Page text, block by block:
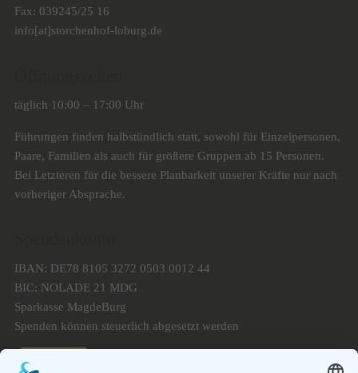
Fax: 039245/25 16
info[at]storchenhof-loburg.de
täglich 10:00 – 17:00 Uhr
Führungen finden halbstündlich statt, sowohl für Einzelpersonen,
Paare, Familien als auch für größere Gruppen ab 15 Personen.
Bei Letzteren für die bessere Planbarkeit unserer Kräfte nur nach
vorheriger Absprache.
IBAN: DE78 8105 3272 0503 0012 44
BIC: NOLADE 21 MDG
Sparkasse MagdeBurg
Spenden können steuerlich abgesetzt werden